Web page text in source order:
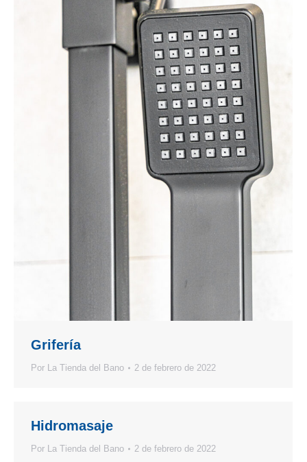
Grifería
Por La Tienda del Bano 2 de febrero de 2022
Hidromasaje
Por La Tienda del Bano 2 de febrero de 2022